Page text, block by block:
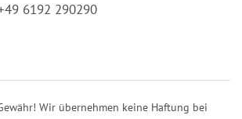
6192 290290
Wir übernehmen keine Haftung bei